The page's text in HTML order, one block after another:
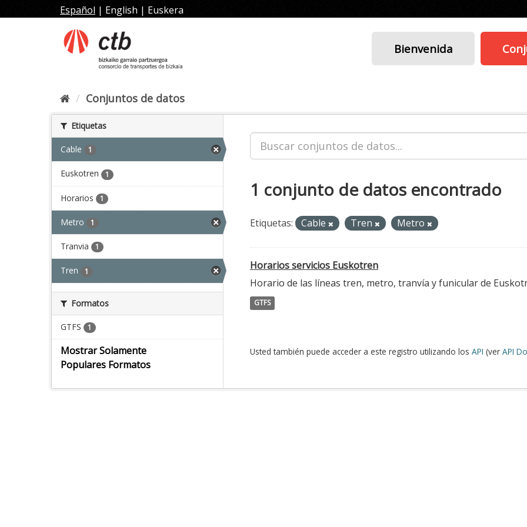
al
Español | English | Euskera
Bienvenida
Conjuntos de datos
Etiquetas
Cable 1
Euskotren 1
Horarios 1
Metro 1
Tranvia 1
Tren 1
Formatos
GTFS 1
Mostrar Solamente
Populares Formatos
1 conjunto de datos encontrado
Etiquetas: Cable Tren Metro
Horarios servicios Euskotren
Horario de las líneas tren, metro, tranvía y funicular de
GTFS
Usted también puede acceder a este registro utilizando los API (ver API